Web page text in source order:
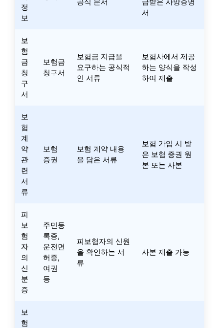
정
보
서
보
험
금
청
구
서
보험금
청구서
보험금 지급을
요구하는 공식적
인 서류
보험사에서 제공
하는 양식을 작성
하여 제출
보
험
계
약
관
련
서
류
보험
증권
보험 계약 내용
을 담은 서류
보험 가입 시 받
은 보험 증권 원
본 또는 사본
피
보
험
자
의
신
분
증
주민등
록증,
운전면
허증,
여권
등
피보험자의 신원
을 확인하는 서
류
사본 제출 가능
보
험